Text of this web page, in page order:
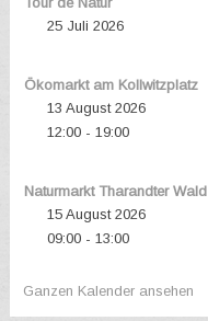
25 Juli 2026
Ökomarkt am Kollwitzplatz
13 August 2026
12:00- 19:00
Naturmarkt Tharandter Wald
15 August 2026
09:00- 13:00
Ganzen Kalender ansehen